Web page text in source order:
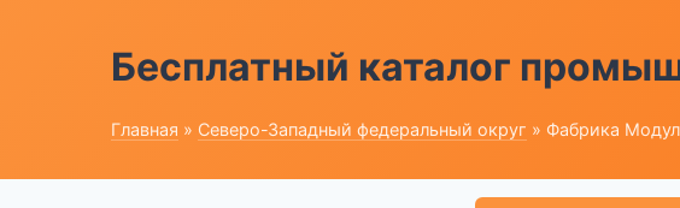
Бесплатный каталог
Главная » Северо-Западный федеральный округ » Фабрика